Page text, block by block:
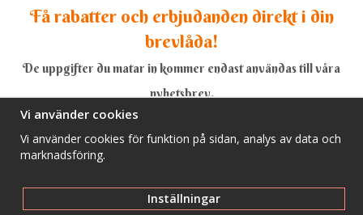
Få rabatter och erbjudanden direkt i din
brevlåda!
De uppgifter du matar in kommer endast användas till våra
nyhetsbrev.
Vi använder cookies
Vi använder cookies för funktion på sidan, analys av data och
marknadsföring.
Inställningar